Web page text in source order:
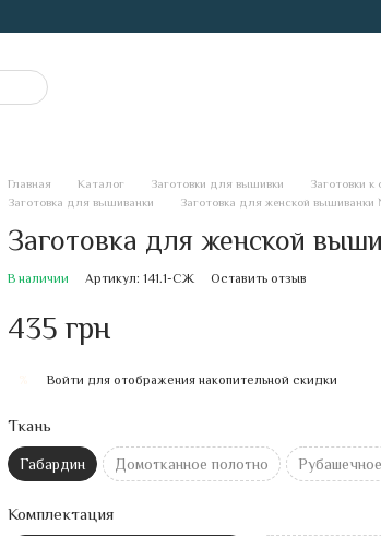
Главная Каталог Заготовки для вышивки
Заготовки
Заготовка для вышиванки
Заготовка для женской
Заготовка для женской
В наличии Артикул: 141.1-СЖ Оставить отзыв
435 грн
Войти для отображения накопительной скидки
Ткань
Габардин Домотканное полотно
Комплектация